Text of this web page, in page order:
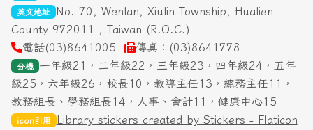
英文地址
No. 70, Wenlan, Xiulin Township, Hualien
County 972011 , Taiwan (R.O.C.)
電話(03)8641005
傳真：(03)8641778
分機
一年級21，二年級22，三年級23，四年級24，五年
級25，六年級26，校長10，教導主任13，總務主任11，
教務組長、學務組長14，人事、會計11，健康中心15
icon引用 Library stickers created by Stickers - Flaticon